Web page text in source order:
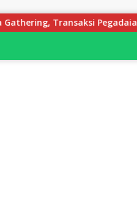
Pegadaian Bengkulu